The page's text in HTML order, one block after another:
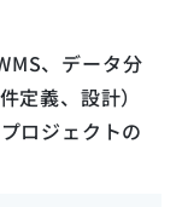
、データ分
定義、設計）
ロジェクトの